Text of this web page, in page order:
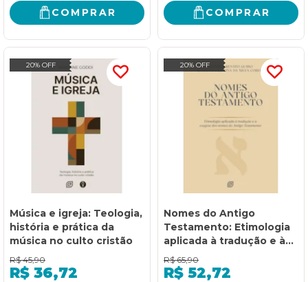
COMPRAR COMPRAR
20% OFF
Música e igreja: Teologia,
história e prática da
música no culto cristão
R$ 45,90
R$ 36,72
20% OFF
Nomes do Antigo
Testamento: Etimologia
aplicada à tradução e à
exegese dos nomes do
Antigo Testamento
R$ 65,90
R$ 52,72